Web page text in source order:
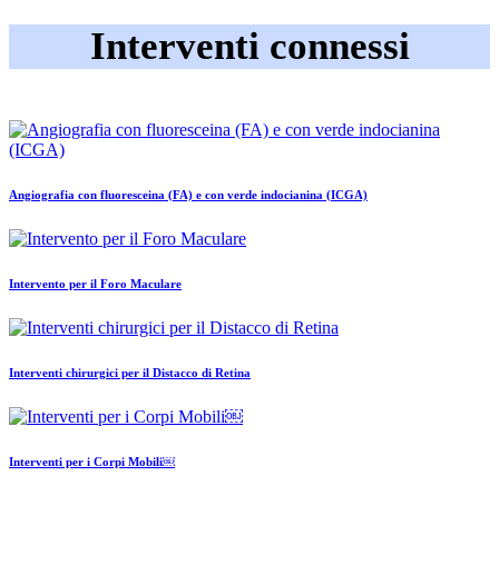
Interventi connessi
Angiografia con fluoresceina (FA) e con verde indocianina (ICGA)
Intervento per il Foro Maculare
Interventi chirurgici per il Distacco di Retina
Interventi per i Corpi Mobili￼